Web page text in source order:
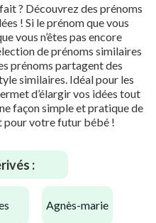
? Découvrez des prénoms
! Si le prénom que vous
vous n’êtes pas encore
de prénoms similaires
prénoms partagent des
similaires. Idéal pour les
d’élargir vos idées tout
façon simple et pratique de
votre futur bébé !
:
agnès-marie